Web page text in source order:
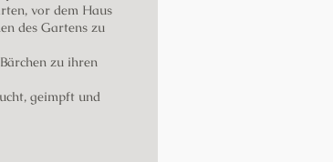
vor dem Haus
des Gartens zu
zu ihren
geimpft und